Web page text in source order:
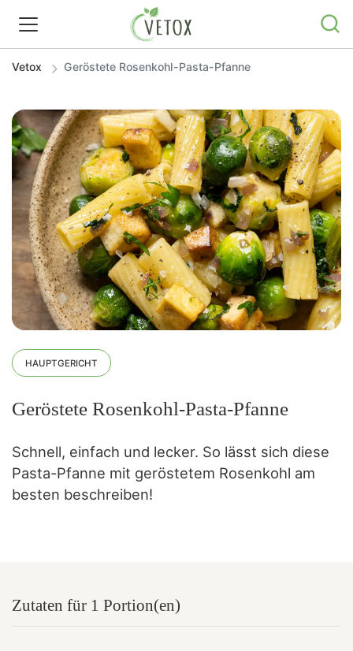
REZEPTWELT
WISSEN
SHOP
GRATIS ERNÄHRUNGSTIPPS
Vetox Geröstete Rosenkohl-Pasta-Pfanne
HAUPTGERICHT
Geröstete Rosenkohl-Pasta-Pfanne
Schnell, einfach und lecker. So lässt sich diese
Pasta-Pfanne mit geröstetem Rosenkohl am
besten beschreiben!
Zutaten für 1 Portion(en)